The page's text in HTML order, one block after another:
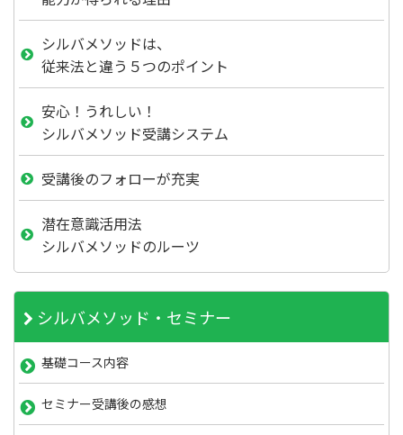
シルバメソッドは、
従来法と違う５つのポイント
安心！うれしい！
シルバメソッド受講システム
受講後のフォローが充実
潜在意識活用法
シルバメソッドのルーツ
シルバメソッド・セミナー
基礎コース内容
セミナー受講後の感想